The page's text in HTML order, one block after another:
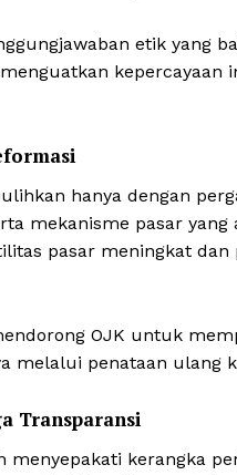
etik yang
kepercayaan
hanya dengan
mekanisme pasar
pasar meningkat
OJK untuk
melalui penataan ulang
Transparansi
menyepakati kerangka